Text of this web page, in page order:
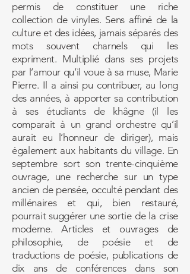
permis de constituer une riche
collection de vinyles. Sens affiné de la
culture et des idées, jamais séparés des
mots souvent charnels qui les
expriment. Multiplié dans ses projets
par l’amour qu’il voue à sa muse, Marie
Pierre. Il a ainsi pu contribuer, au long
des années, à apporter sa contribution
à ses étudiants de khâgne (il les
comparait à un grand orchestre qu’il
aurait eu l’honneur de diriger), mais
également aux habitants du village. En
septembre sort son trente-cinquième
ouvrage, une recherche sur un type
ancien de pensée, occulté pendant des
millénaires et qui, bien restauré,
pourrait suggérer une sortie de la crise
moderne. Articles et ouvrages de
philosophie, de poésie et de
traductions de poésie, publications de
dix ans de conférences dans son